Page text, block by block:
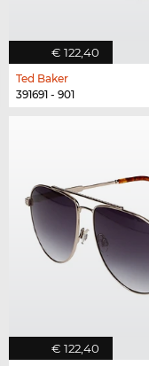
€ 122,40
Ted Baker
391691 - 901
€ 122,40